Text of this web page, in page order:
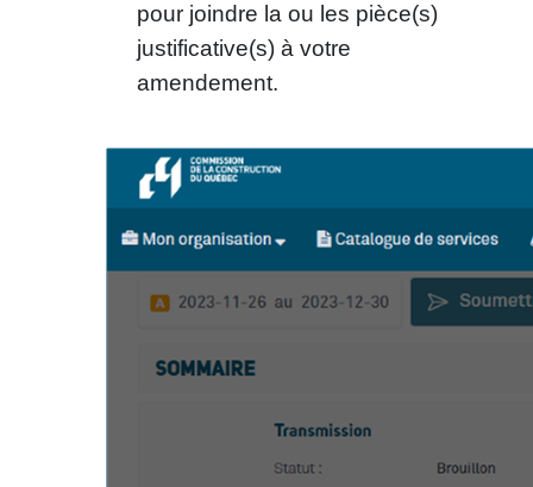
pour joindre la ou les pièce(s)
justificative(s) à votre
amendement.